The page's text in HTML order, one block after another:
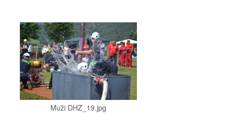
Muži DHZ_19.jpg